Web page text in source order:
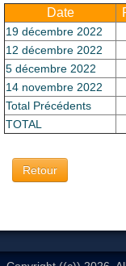
Date
19 décembre 2022
12 décembre 2022
5 décembre 2022
14 novembre 2022
Total Précédents
TOTAL
Retour